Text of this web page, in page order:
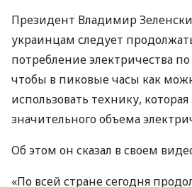
Президент Владимир
украинцам следует
потребление электричества по
чтобы в пиковые часы как
использовать технику, которая
значительного объема
Об этом он сказал в своем
«По всей стране сегодня